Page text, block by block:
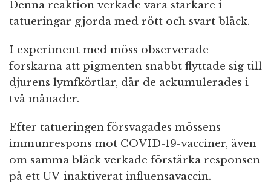
Denna reaktion verkade vara starkare i
tatueringar gjorda med rött och svart bläck.
I experiment med möss observerade
forskarna att pigmenten snabbt flyttade sig till
djurens lymfkörtlar, där de ackumulerades i
två månader.
Efter tatueringen försvagades mössens
immunrespons mot COVID-19-vacciner, även
om samma bläck verkade förstärka responsen
på ett UV-inaktiverat influensavaccin.